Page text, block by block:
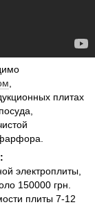
плитах
электроплиты,
150000 грн.
плиты 7-12